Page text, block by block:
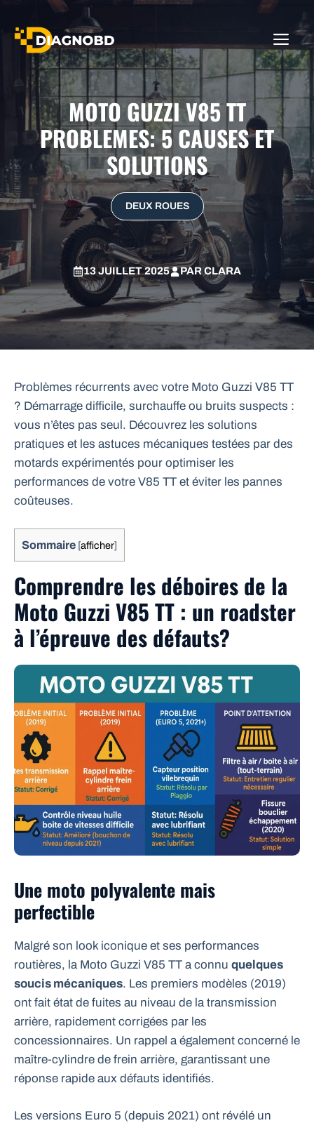
contenu
MOTO GUZZI V85 TT
PROBLEMES: 5 CAUSES ET
SOLUTIONS
DEUX ROUES
13 JUILLET 2025 PARCLARA
Problèmes récurrents avec votre Moto Guzzi V85 TT
? Démarrage difficile, surchauffe ou bruits suspects :
vous n’êtes pas seul. Découvrez les solutions
pratiques et les astuces mécaniques testées par des
motards expérimentés pour optimiser les
performances de votre V85 TT et éviter les pannes
coûteuses.
Sommaire [afficher]
Comprendre les déboires de la
Moto Guzzi V85 TT : un roadster
à l’épreuve des défauts?
Une moto polyvalente mais
perfectible
Malgré son look iconique et ses performances
routières, la Moto Guzzi V85 TT a connu quelques
soucis mécaniques. Les premiers modèles (2019)
ont fait état de fuites au niveau de la transmission
arrière, rapidement corrigées par les
concessionnaires. Un rappel a également concerné le
maître-cylindre de frein arrière, garantissant une
réponse rapide aux défauts identifiés.
Les versions Euro 5 (depuis 2021) ont révélé un